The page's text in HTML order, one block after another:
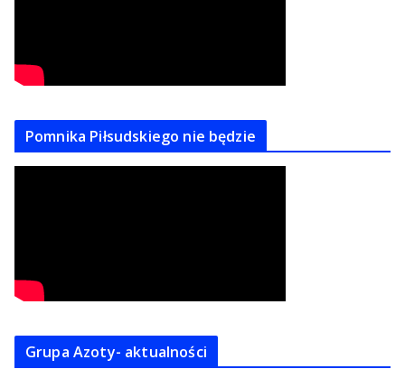
Pomnika Piłsudskiego nie będzie
Grupa Azoty- aktualności